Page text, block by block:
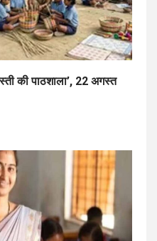
की पाठशाला’, 22 अगस्त